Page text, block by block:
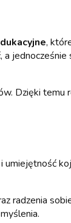
,
jednocześnie
Dzięki temu
radzenia